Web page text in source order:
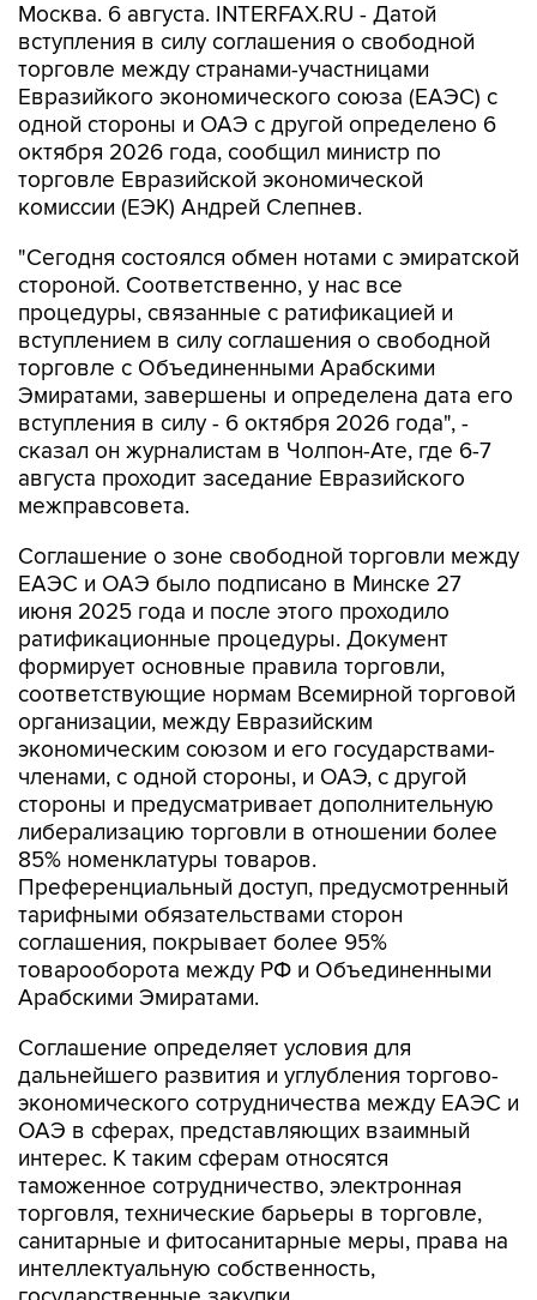
Москва. 6 августа. INTERFAX.RU - Датой
вступления в силу соглашения о свободной
торговле между странами-участницами
Евразийкого экономического союза (ЕАЭС) с
одной стороны и ОАЭ с другой определено 6
октября 2026 года, сообщил министр по
торговле Евразийской экономической
комиссии (ЕЭК) Андрей Слепнев.
"Сегодня состоялся обмен нотами с эмиратской
стороной. Соответственно, у нас все
процедуры, связанные с ратификацией и
вступлением в силу соглашения о свободной
торговле с Объединенными Арабскими
Эмиратами, завершены и определена дата его
вступления в силу - 6 октября 2026 года", -
сказал он журналистам в Чолпон-Ате, где 6-7
августа проходит заседание Евразийского
межправсовета.
Соглашение о зоне свободной торговли между
ЕАЭС и ОАЭ было подписано в Минске 27
июня 2025 года и после этого проходило
ратификационные процедуры. Документ
формирует основные правила торговли,
соответствующие нормам Всемирной торговой
организации, между Евразийским
экономическим союзом и его государствами-
членами, с одной стороны, и ОАЭ, с другой
стороны и предусматривает дополнительную
либерализацию торговли в отношении более
85% номенклатуры товаров.
Преференциальный доступ, предусмотренный
тарифными обязательствами сторон
соглашения, покрывает более 95%
товарооборота между РФ и Объединенными
Арабскими Эмиратами.
Соглашение определяет условия для
дальнейшего развития и углубления торгово-
экономического сотрудничества между ЕАЭС и
ОАЭ в сферах, представляющих взаимный
интерес. К таким сферам относятся
таможенное сотрудничество, электронная
торговля, технические барьеры в торговле,
санитарные и фитосанитарные меры, права на
интеллектуальную собственность,